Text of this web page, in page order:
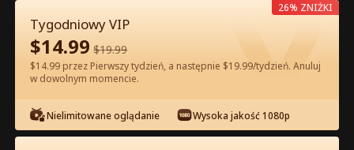
60
Tygodniowy VIP
$14.99 $19.99
$14.99 przez Pierwszy tydzień, a następnie $19.99/tydzień. Anuluj
w dowolnym momencie.
Nielimitowane oglądanie Wysoka jakość 1080p
26% ZNIŻKI